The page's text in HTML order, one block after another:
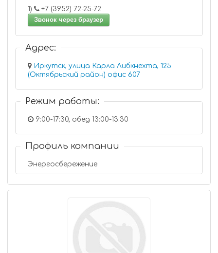
1)
+7 (3952) 72-25-72
Звонок через браузер
Адрес:
Иркутск, улица Карла Либкнехта, 125
(Октябрьский район) офис 607
Режим работы:
9:00-17:30, обед 13:00-13:30
Профиль компании
Энергосбережение